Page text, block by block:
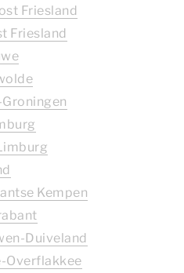
Friesland
Friesland
Kempen
Duiveland
Overflakkee